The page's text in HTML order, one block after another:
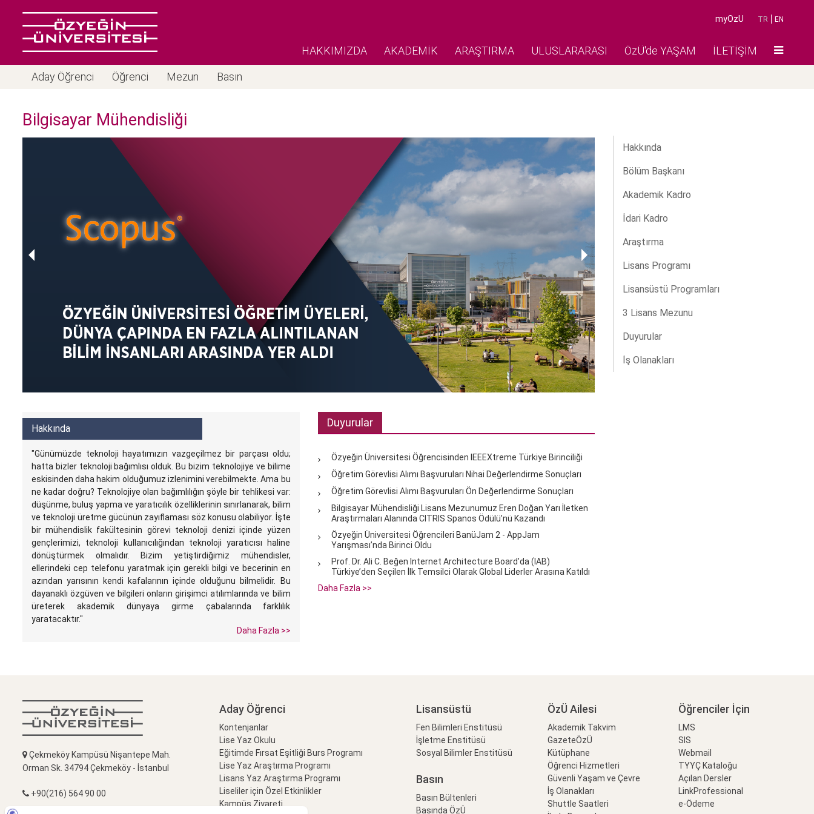
TR EN
myOzU
HAKKIMIZDA AKADEMİK ARAŞTIRMA ULUSLARARASI ÖzÜ'de YAŞAM İLETİŞİM
Aday Öğrenci Öğrenci Mezun Basın
Bilgisayar Mühendisliği
Hakkında
"Günümüzde teknoloji hayatımızın vazgeçilmez bir parçası oldu;
hatta bizler teknoloji bağımlısı olduk. Bu bizim teknolojiye ve bilime
eskisinden daha hakim olduğumuz izlenimini verebilmekte. Ama bu
ne kadar doğru? Teknolojiye olan bağımlılığın şöyle bir tehlikesi var:
düşünme, buluş yapma ve yaratıcılık özelliklerinin sınırlanarak, bilim
ve teknoloji üretme gücünün zayıflaması söz konusu olabiliyor. İşte
bir mühendislik fakültesinin görevi teknoloji denizi içinde yüzen
gençlerimizi, teknoloji kullanıcılığından teknoloji yaratıcısı haline
dönüştürmek olmalıdır. Bizim yetiştirdiğimiz mühendisler,
ellerindeki cep telefonu yaratmak için gerekli bilgi ve becerinin en
azından yarısının kendi kafalarının içinde olduğunu bilmelidir. Bu
dayanaklı özgüven ve bilgileri onların girişimci atılımlarında ve bilim
üreterek akademik dünyaya girme çabalarında farklılık
yaratacaktır."
Daha Fazla >>
Duyurular
Özyeğin Üniversitesi Öğrencisinden IEEEXtreme Türkiye Birinciliği
Öğretim Görevlisi Alımı Başvuruları Nihai Değerlendirme Sonuçları
Öğretim Görevlisi Alımı Başvuruları Ön Değerlendirme Sonuçları
Bilgisayar Mühendisliği Lisans Mezunumuz Eren Doğan Yarı İletken
Araştırmaları Alanında CITRIS Spanos Ödülü’nü Kazandı
Özyeğin Üniversitesi Öğrencileri BanüJam 2 - AppJam
Yarışması’nda Birinci Oldu
Prof. Dr. Ali C. Beğen Internet Architecture Board’da (IAB)
Türkiye’den Seçilen İlk Temsilci Olarak Global Liderler Arasına Katıldı
Daha Fazla >>
Hakkında
Bölüm Başkanı
Akademik Kadro
İdari Kadro
Araştırma
Lisans Programı
Lisansüstü Programları
3 Lisans Mezunu
Duyurular
İş Olanakları
Çekmeköy Kampüsü Nişantepe Mah.
Orman Sk. 34794 Çekmeköy - İstanbul
+90(216) 564 90 00
Aday Öğrenci
Kontenjanlar
Lise Yaz Okulu
Eğitimde Fırsat Eşitliği Burs Programı
Lise Yaz Araştırma Programı
Lisans Yaz Araştırma Programı
Liseliler için Özel Etkinlikler
Kampüs Ziyareti
Lisansüstü
Fen Bilimleri Enstitüsü
İşletme Enstitüsü
Sosyal Bilimler Enstitüsü
Basın
Basın Bültenleri
Basında ÖzÜ
ÖzÜ Ailesi
Akademik Takvim
GazeteÖzÜ
Kütüphane
Öğrenci Hizmetleri
Güvenli Yaşam ve Çevre
İş Olanakları
Shuttle Saatleri
Öğrenciler İçin
LMS
SIS
Webmail
TYYÇ Kataloğu
Açılan Dersler
LinkProfessional
e-Ödeme